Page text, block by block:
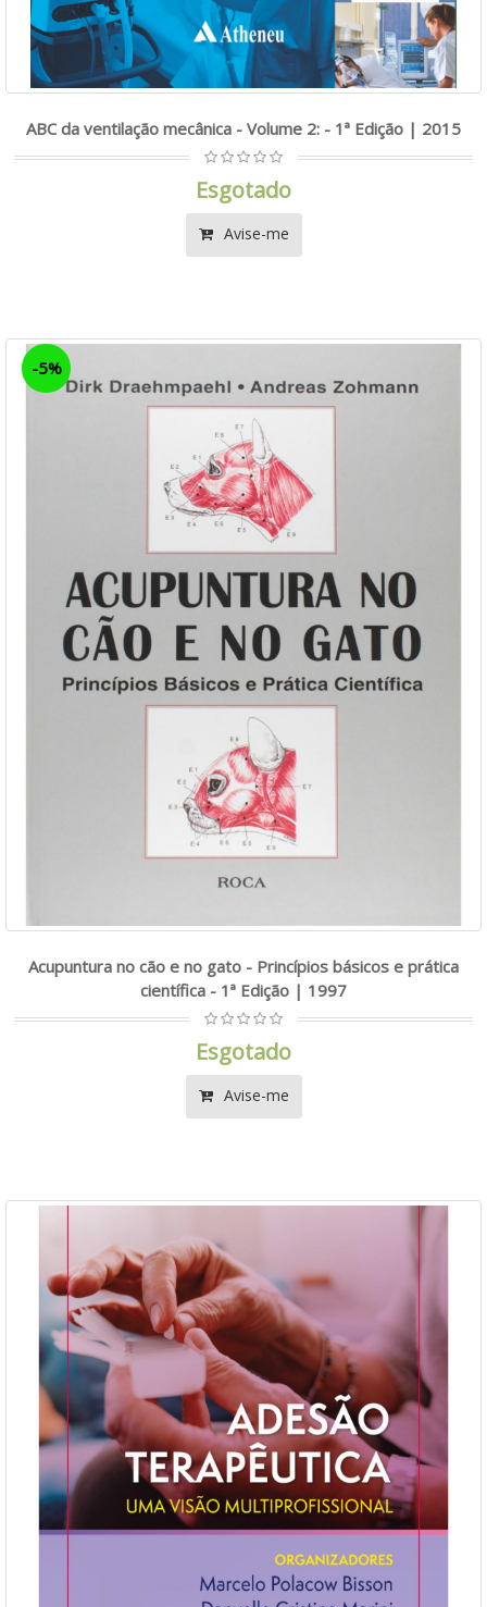
ABC da ventilação mecânica - Volume 2: - 1ª Edição | 2015
Esgotado
Avise-me
-5%
Acupuntura no cão e no gato - Princípios básicos e prática
científica - 1ª Edição | 1997
Esgotado
Avise-me